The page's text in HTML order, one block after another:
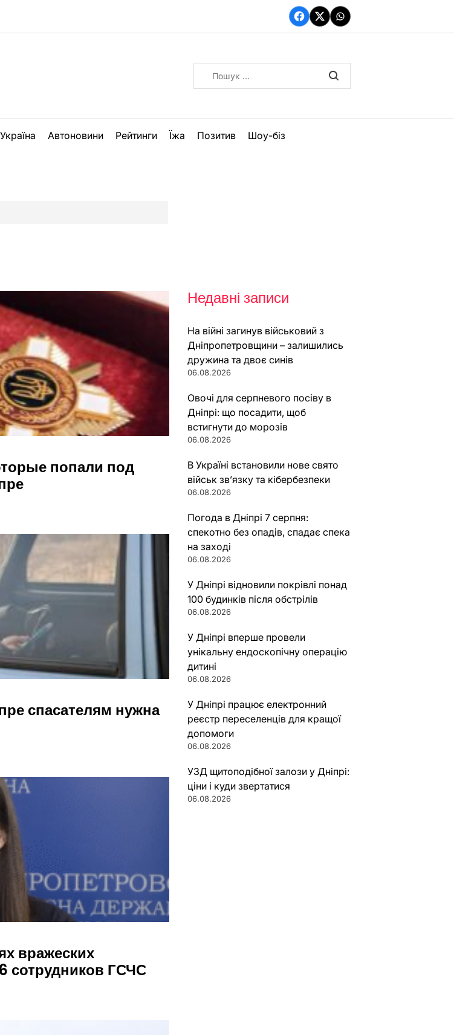
Facebook
TwitterWhatsApp
Україна Автоновини Рейтинги Їжа Позитив Шоу-біз
попали под
спасателям нужна
вражеских
сотрудников ГСЧС
Недавні записи
На війні загинув військовий з
Дніпропетровщини – залишились
дружина та двоє синів
06.08.2026
Овочі для серпневого посіву в
Дніпрі: що посадити, щоб
встигнути до морозів
06.08.2026
В Україні встановили нове свято
військ зв’язку та кібербезпеки
06.08.2026
Погода в Дніпрі 7 серпня:
спекотно без опадів, спадає спека
на заході
06.08.2026
У Дніпрі відновили покрівлі понад
100 будинків після обстрілів
06.08.2026
У Дніпрі вперше провели
унікальну ендоскопічну операцію
дитині
06.08.2026
У Дніпрі працює електронний
реєстр переселенців для кращої
допомоги
06.08.2026
УЗД щитоподібної залози у Дніпрі:
ціни і куди звертатися
06.08.2026